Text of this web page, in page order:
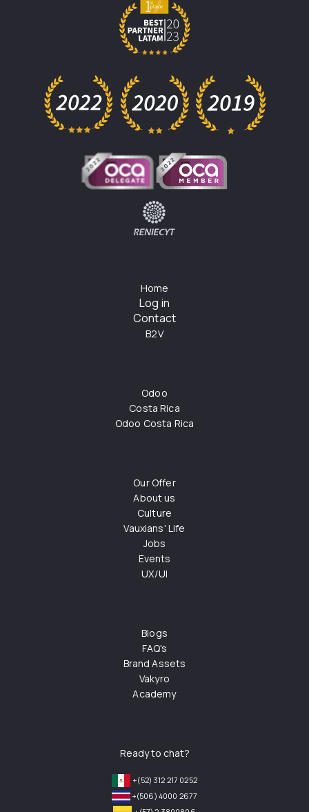
Home
Log in
Contact
B2V
Odoo
Costa Rica
Odoo Costa Rica
Our Offer
About us
Culture
Vauxians' Life
Jobs
Events
UX/UI
Blogs
FAQ's
Brand Assets
Vakyro
Academy
Ready to chat?
+(52) 312 217 0252
+(506) 4000 2677